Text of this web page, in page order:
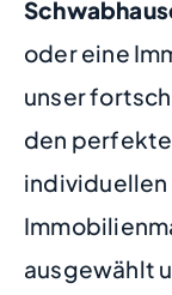
oder eine
unser
den
individuellen
ausgewählt